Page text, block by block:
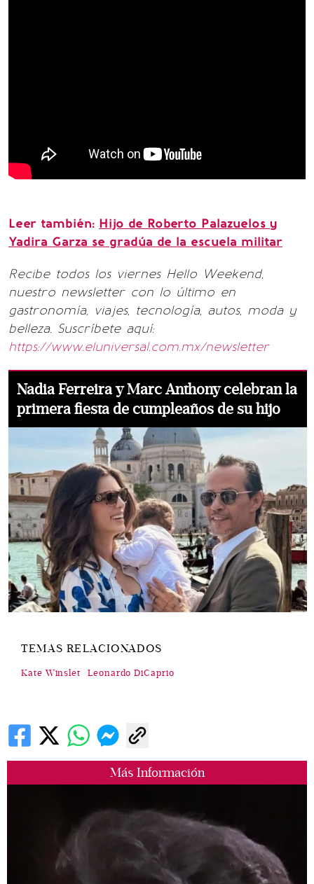
Más Información
Leer también: Hijo de Roberto Palazuelos y
Yadira Garza se gradúa de la escuela militar
Recibe todos los viernes Hello Weekend,
nuestro newsletter con lo último en
gastronomía, viajes, tecnología, autos, moda y
belleza. Suscríbete aquí:
https://www.eluniversal.com.mx/newsletter
Nadia Ferreira y Marc Anthony celebran la
primera fiesta de cumpleaños de su hijo
TEMAS RELACIONADOS
Kate Winslet Leonardo DiCaprio